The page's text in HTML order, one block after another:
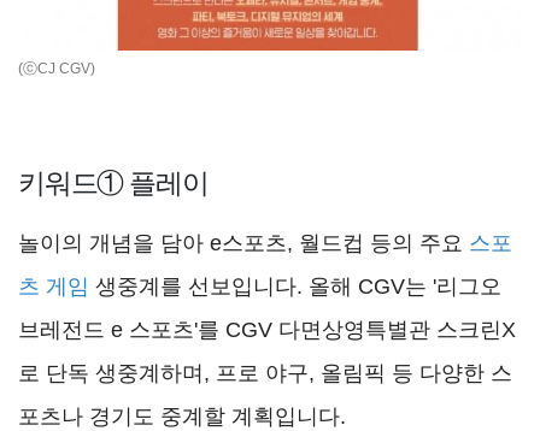
(ⓒCJ CGV)
키워드① 플레이
놀이의 개념을 담아 e스포츠, 월드컵 등의 주요 스포
츠 게임 생중계를 선보입니다. 올해 CGV는 '리그오
브레전드 e 스포츠'를 CGV 다면상영특별관 스크린X
로 단독 생중계하며, 프로 야구, 올림픽 등 다양한 스
포츠나 경기도 중계할 계획입니다.